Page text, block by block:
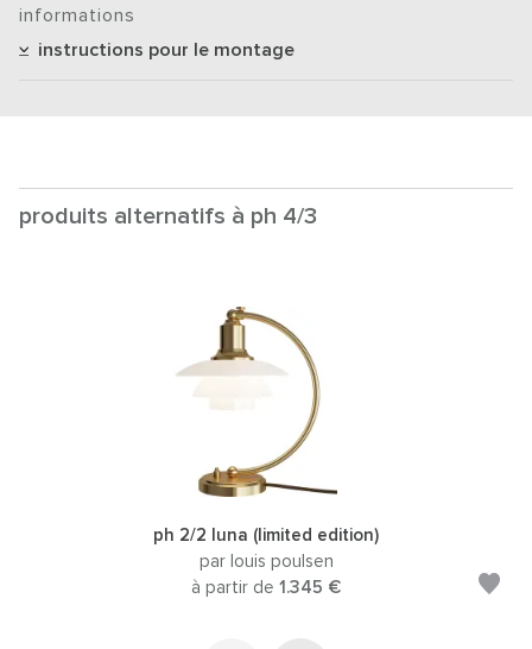
informations
instructions pour le montage
produits alternatifs à ph 4/3
ph 2/2 luna (limited edition)
par louis poulsen
à partir de 1.345 €